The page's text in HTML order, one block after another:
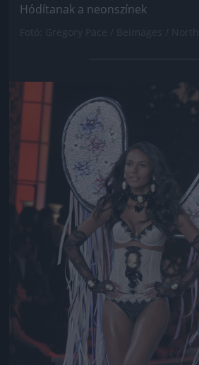
Hódítanak a neonszínek
Jön még kép!